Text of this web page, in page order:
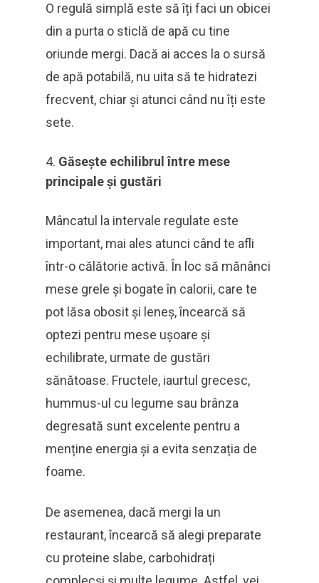
O regulă simplă este să îți faci un obicei
din a purta o sticlă de apă cu tine
oriunde mergi. Dacă ai acces la o sursă
de apă potabilă, nu uita să te hidratezi
frecvent, chiar și atunci când nu îți este
sete.
Găsește echilibrul între mese
principale și gustări
Mâncatul la intervale regulate este
important, mai ales atunci când te afli
într-o călătorie activă. În loc să mănânci
mese grele și bogate în calorii, care te
pot lăsa obosit și leneș, încearcă să
optezi pentru mese ușoare și
echilibrate, urmate de gustări
sănătoase. Fructele, iaurtul grecesc,
hummus-ul cu legume sau brânza
degresată sunt excelente pentru a
menține energia și a evita senzația de
foame.
De asemenea, dacă mergi la un
restaurant, încearcă să alegi preparate
cu proteine slabe, carbohidrați